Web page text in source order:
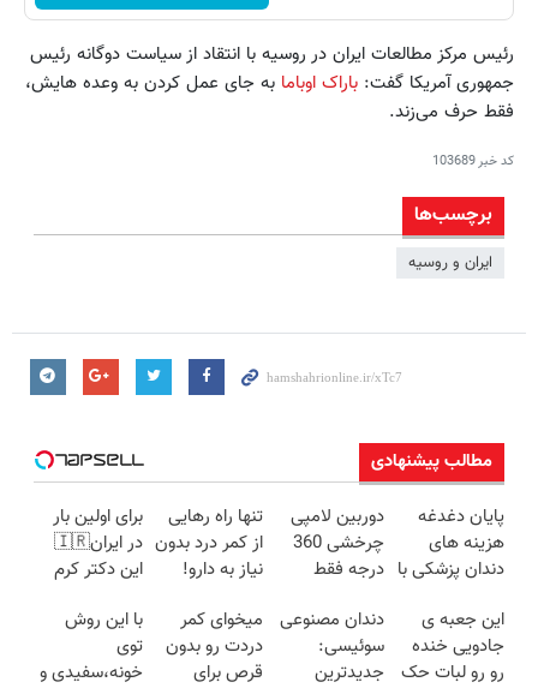
رئیس مرکز مطالعات ایران در روسیه با انتقاد از سیاست دوگانه رئیس
جمهوری آمریکا گفت: باراک اوباما به جای عمل کردن به وعده هایش،
فقط حرف می‌زند.
کد خبر103689
برچسب‌ها
ایران و روسیه
مطالب پیشنهادی
پایان دغدغه
هزینه های
دندان پزشکی با
کننده خانگی
دوربین لامپی
چرخشی 360
درجه فقط
🔥 پرداخت
درب منزل
تنها راه رهایی
از کمر درد بدون
نیاز به دارو!
برای اولین بار
در ایران🇮🇷
این دکتر کرم
روزه ساخت!
این جعبه ی
جادویی خنده
رو رو لبات حک
دندان مصنوعی
سوئیسی:
جدیدترین
میخوای کمر
دردت رو بدون
قرص برای
با این روش
توی
خونه،سفیدی و